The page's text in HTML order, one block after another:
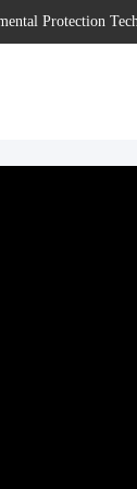
Protection